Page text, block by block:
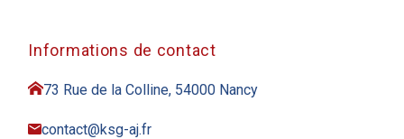
Informations de contact
73 Rue de la Colline, 54000 Nancy
contact@ksg-aj.fr